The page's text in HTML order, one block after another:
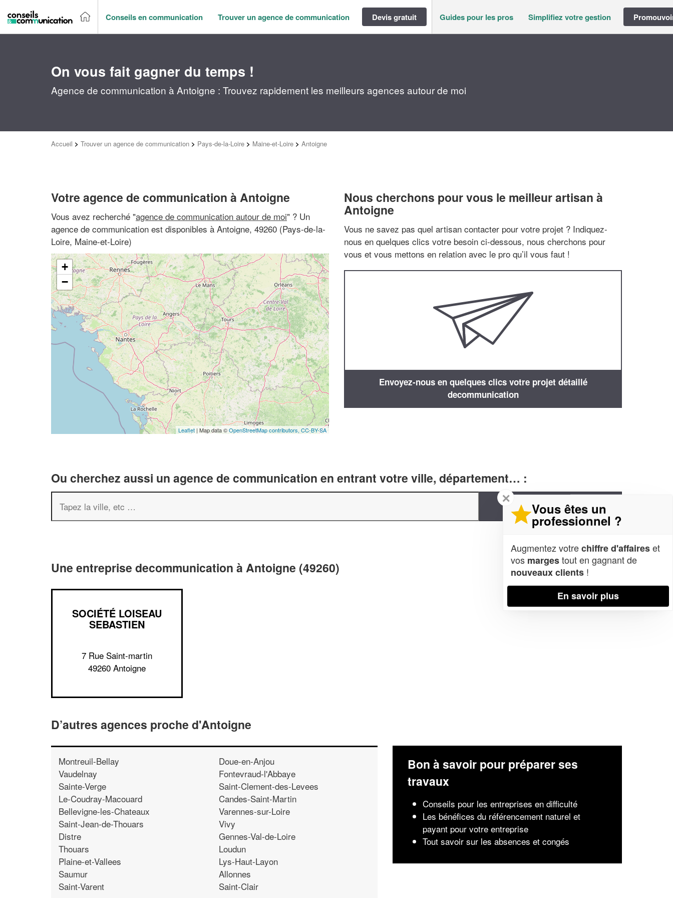
Conseils en communication Trouver un agence de communication Devis gratuit Guides pour les pros Simplifiez votre gestion
On vous fait gagner du temps !
Agence de communication à Antoigne : Trouvez rapidement les meilleurs agences autour de moi
Accueil > Trouver un agence de communication > Pays-de-la-Loire > Maine-et-Loire > Antoigne
Votre agence de communication à Antoigne
Vous avez recherché "agence de communication autour de moi" ? Un
agence de communication est disponibles à Antoigne, 49260 (Pays-de-la-
Loire, Maine-et-Loire)
+
−
Leaflet | Map data ©OpenStreetMap contributors, CC-BY-SA
Nous cherchons pour vous le meilleur artisan à
Antoigne
Vous ne savez pas quel artisan contacter pour votre projet ? Indiquez-
nous en quelques clics votre besoin ci-dessous, nous cherchons pour
vous et vous mettons en relation avec le pro qu’il vous faut !
Envoyez-nous en quelques clics votre projet détaillé
decommunication
Ou cherchez aussi un agence de communication en entrant votre ville, département… :
Une entreprise decommunication à Antoigne (49260)
SOCIÉTÉ LOISEAU
SEBASTIEN
7 Rue Saint-martin
49260 Antoigne
D’autres agences proche d'Antoigne
Montreuil-Bellay
Vaudelnay
Sainte-Verge
Le-Coudray-Macouard
Bellevigne-les-Chateaux
Saint-Jean-de-Thouars
Distre
Thouars
Plaine-et-Vallees
Saumur
Saint-Varent
Doue-en-Anjou
Fontevraud-l'Abbaye
Saint-Clement-des-Levees
Candes-Saint-Martin
Varennes-sur-Loire
Vivy
Gennes-Val-de-Loire
Loudun
Lys-Haut-Layon
Allonnes
Saint-Clair
Bon à savoir pour préparer ses
travaux
Conseils pour les entreprises en difficulté
Les bénéfices du référencement naturel et
payant pour votre entreprise
Tout savoir sur les absences et congés
✕
Vous êtes un
professionnel ?
Augmentez votrechiffre d'affaireset
vos margestout en gagnant de
nouveaux clients !
En savoir plus